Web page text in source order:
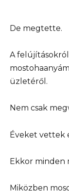
De megtette.
A
üzletéről.
Nem csak
Éveket vettek
Ekkor minden
Miközben